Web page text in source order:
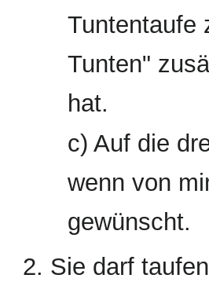
Tuntentaufe
Tunten"
hat.
c) Auf die
wenn von
gewünscht.
Sie darf